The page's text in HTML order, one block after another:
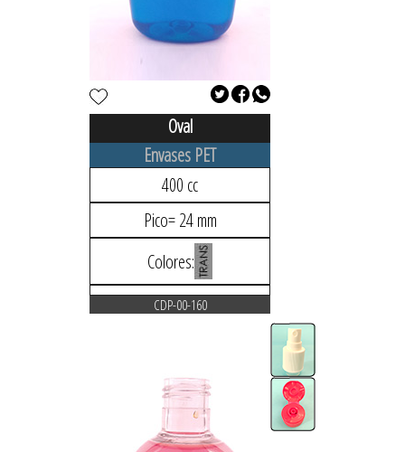
Oval
Envases PET
400 cc
Pico= 24 mm
Colores:
CDP-00-160